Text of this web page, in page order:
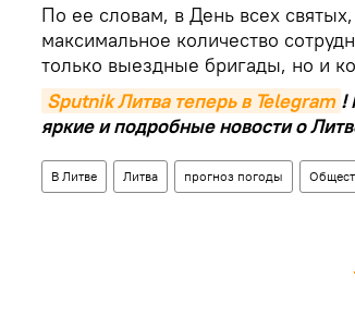
По ее словам, в День всех
максимальное количество
только выездные бригады, но и
Sputnik Литва теперь в Telegram !
яркие и подробные новости о
В Литве Литва прогноз погоды